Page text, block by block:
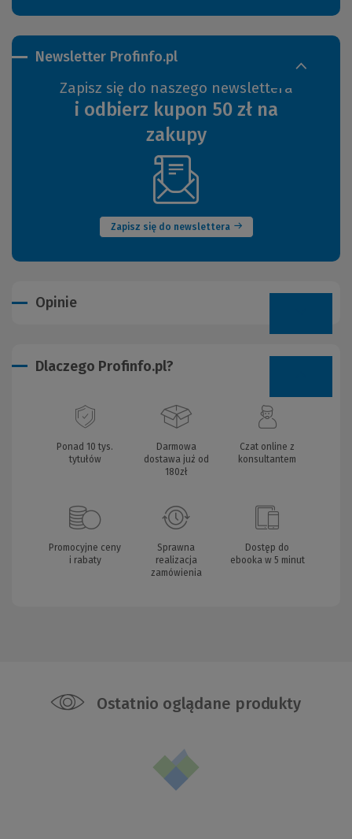
Newsletter Profinfo.pl
Zapisz się do naszego newslettera
i odbierz kupon 50 zł na
zakupy
Zapisz się do newslettera
(Nowe
okno)
Opinie
Dlaczego Profinfo.pl?
Ponad 10 tys.
tytułów
Darmowa
dostawa już od
180zł
Czat online z
konsultantem
Promocyjne ceny
i rabaty
Sprawna
realizacja
zamówienia
Dostęp do
ebooka w 5 minut
Ostatnio oglądane produkty